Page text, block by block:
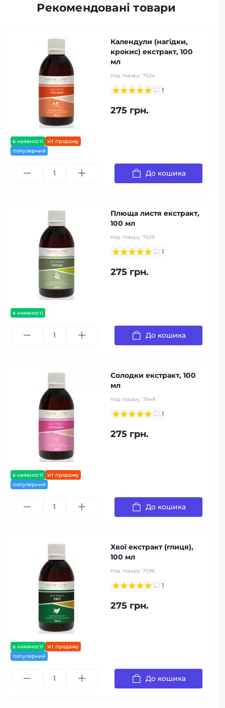
Рекомендовані товари
в наявності
хіт продажу
популярний
Календули (нагідки,
крокис) екстракт, 100
мл
Код товару: 7634
1
275 грн.
До кошика
в наявності
Плюща листя екстракт,
100 мл
Код товару: 7639
1
275 грн.
До кошика
в наявності
хіт продажу
популярний
Солодки екстракт, 100
мл
Код товару: 7648
1
275 грн.
До кошика
в наявності
хіт продажу
популярний
Хвої екстракт (глиця),
100 мл
Код товару: 7596
1
275 грн.
До кошика